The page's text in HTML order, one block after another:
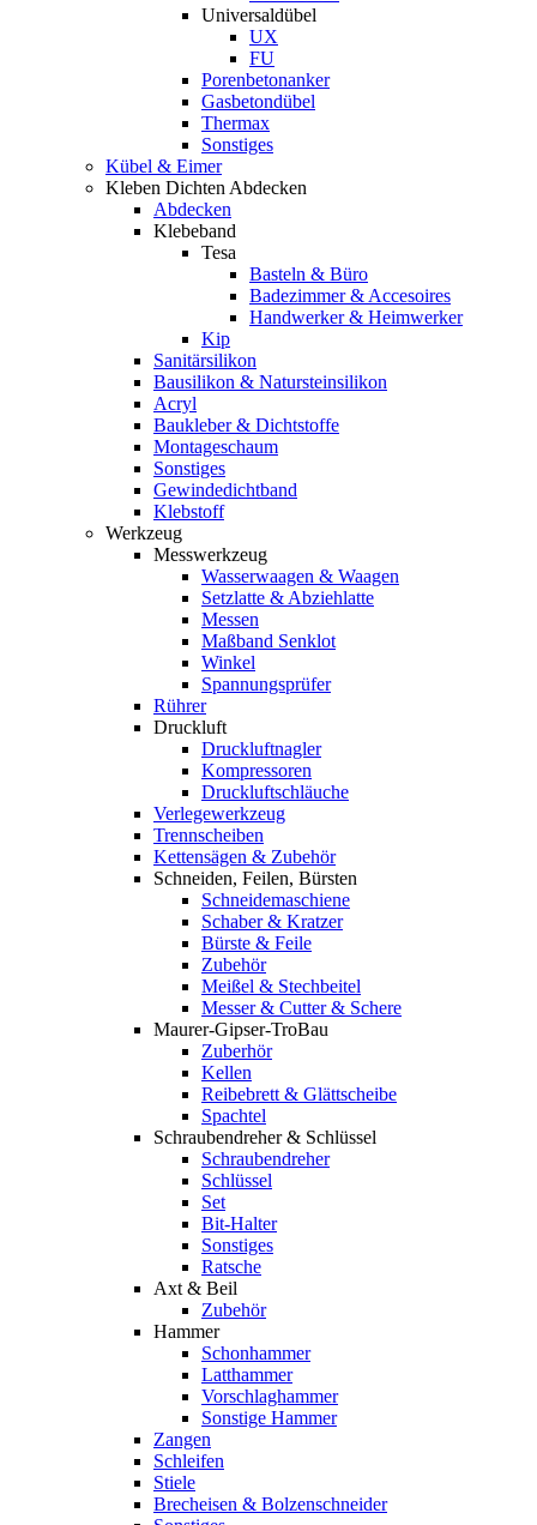
Universaldübel
UX
FU
Porenbetonanker
Gasbetondübel
Thermax
Sonstiges
Kübel & Eimer
Kleben Dichten Abdecken
Abdecken
Klebeband
Tesa
Basteln & Büro
Badezimmer & Accesoires
Handwerker & Heimwerker
Kip
Sanitärsilikon
Bausilikon & Natursteinsilikon
Acryl
Baukleber & Dichtstoffe
Montageschaum
Sonstiges
Gewindedichtband
Klebstoff
Werkzeug
Messwerkzeug
Wasserwaagen & Waagen
Setzlatte & Abziehlatte
Messen
Maßband Senklot
Winkel
Spannungsprüfer
Rührer
Druckluft
Druckluftnagler
Kompressoren
Druckluftschläuche
Verlegewerkzeug
Trennscheiben
Kettensägen & Zubehör
Schneiden, Feilen, Bürsten
Schneidemaschiene
Schaber & Kratzer
Bürste & Feile
Zubehör
Meißel & Stechbeitel
Messer & Cutter & Schere
Maurer-Gipser-TroBau
Zuberhör
Kellen
Reibebrett & Glättscheibe
Spachtel
Schraubendreher & Schlüssel
Schraubendreher
Schlüssel
Set
Bit-Halter
Sonstiges
Ratsche
Axt & Beil
Zubehör
Hammer
Schonhammer
Latthammer
Vorschlaghammer
Sonstige Hammer
Zangen
Schleifen
Stiele
Brecheisen & Bolzenschneider